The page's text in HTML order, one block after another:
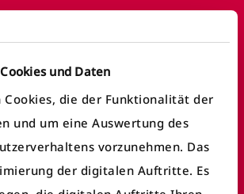
und Daten
Cookies, die der Funktionalität der
und um eine Auswertung des
vorzunehmen. Das
der digitalen Auftritte. Es